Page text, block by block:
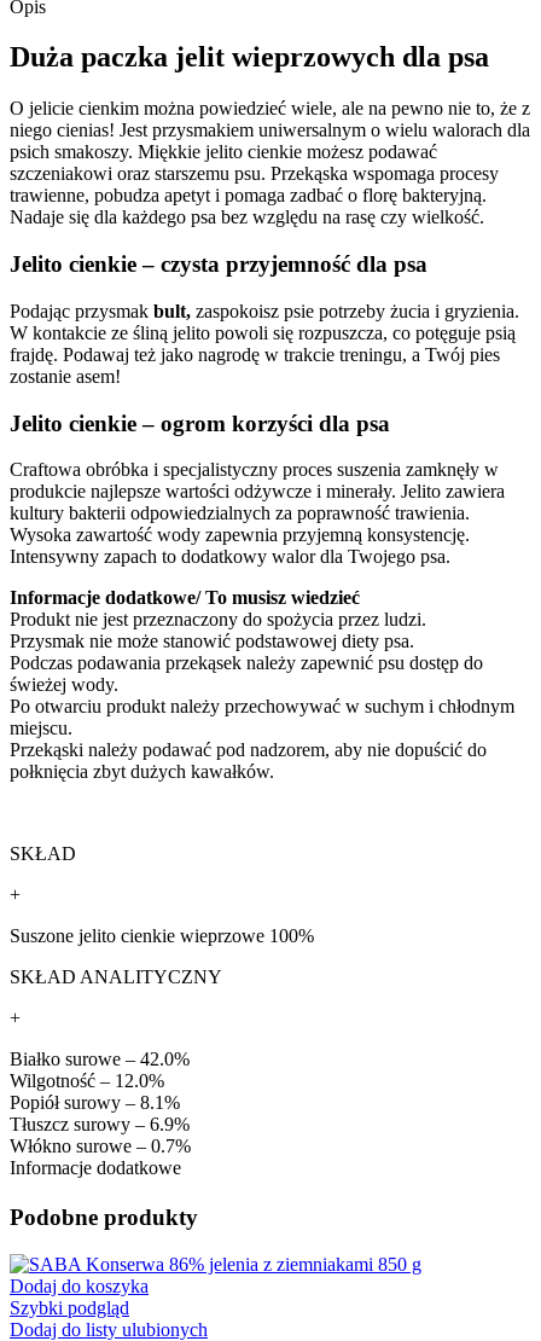
gryzienia
dla
100
g
Opis
Duża paczka jelit wieprzowych dla psa
O jelicie cienkim można powiedzieć wiele, ale na pewno nie to, że z
niego cienias! Jest przysmakiem uniwersalnym o wielu walorach dla
psich smakoszy. Miękkie jelito cienkie możesz podawać
szczeniakowi oraz starszemu psu. Przekąska wspomaga procesy
trawienne, pobudza apetyt i pomaga zadbać o florę bakteryjną.
Nadaje się dla każdego psa bez względu na rasę czy wielkość.
Jelito cienkie – czysta przyjemność dla psa
Podając przysmak bult, zaspokoisz psie potrzeby żucia i gryzienia.
W kontakcie ze śliną jelito powoli się rozpuszcza, co potęguje psią
frajdę. Podawaj też jako nagrodę w trakcie treningu, a Twój pies
zostanie asem!
Jelito cienkie – ogrom korzyści dla psa
Craftowa obróbka i specjalistyczny proces suszenia zamknęły w
produkcie najlepsze wartości odżywcze i minerały. Jelito zawiera
kultury bakterii odpowiedzialnych za poprawność trawienia.
Wysoka zawartość wody zapewnia przyjemną konsystencję.
Intensywny zapach to dodatkowy walor dla Twojego psa.
Informacje dodatkowe/ To musisz wiedzieć
Produkt nie jest przeznaczony do spożycia przez ludzi.
Przysmak nie może stanowić podstawowej diety psa.
Podczas podawania przekąsek należy zapewnić psu dostęp do
świeżej wody.
Po otwarciu produkt należy przechowywać w suchym i chłodnym
miejscu.
Przekąski należy podawać pod nadzorem, aby nie dopuścić do
połknięcia zbyt dużych kawałków.
SKŁAD
+
Suszone jelito cienkie wieprzowe 100%
SKŁAD ANALITYCZNY
+
Białko surowe – 42.0%
Wilgotność – 12.0%
Popiół surowy – 8.1%
Tłuszcz surowy – 6.9%
Włókno surowe – 0.7%
Informacje dodatkowe
Podobne produkty
Dodaj do koszyka
Szybki podgląd
Dodaj do listy ulubionych